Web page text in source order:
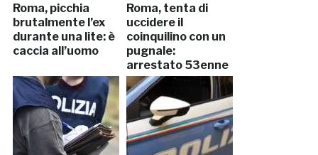
Roma, picchia
brutalmente l’ex
durante una lite: è
caccia all’uomo
Roma, tenta di
uccidere il
coinquilino con un
pugnale:
arrestato 53enne